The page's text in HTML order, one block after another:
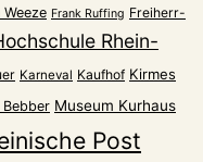
Weeze Frank Ruffing Freiherr-
Rhein-
Karneval Kaufhof Kirmes
Bebber Museum Kurhaus
Post